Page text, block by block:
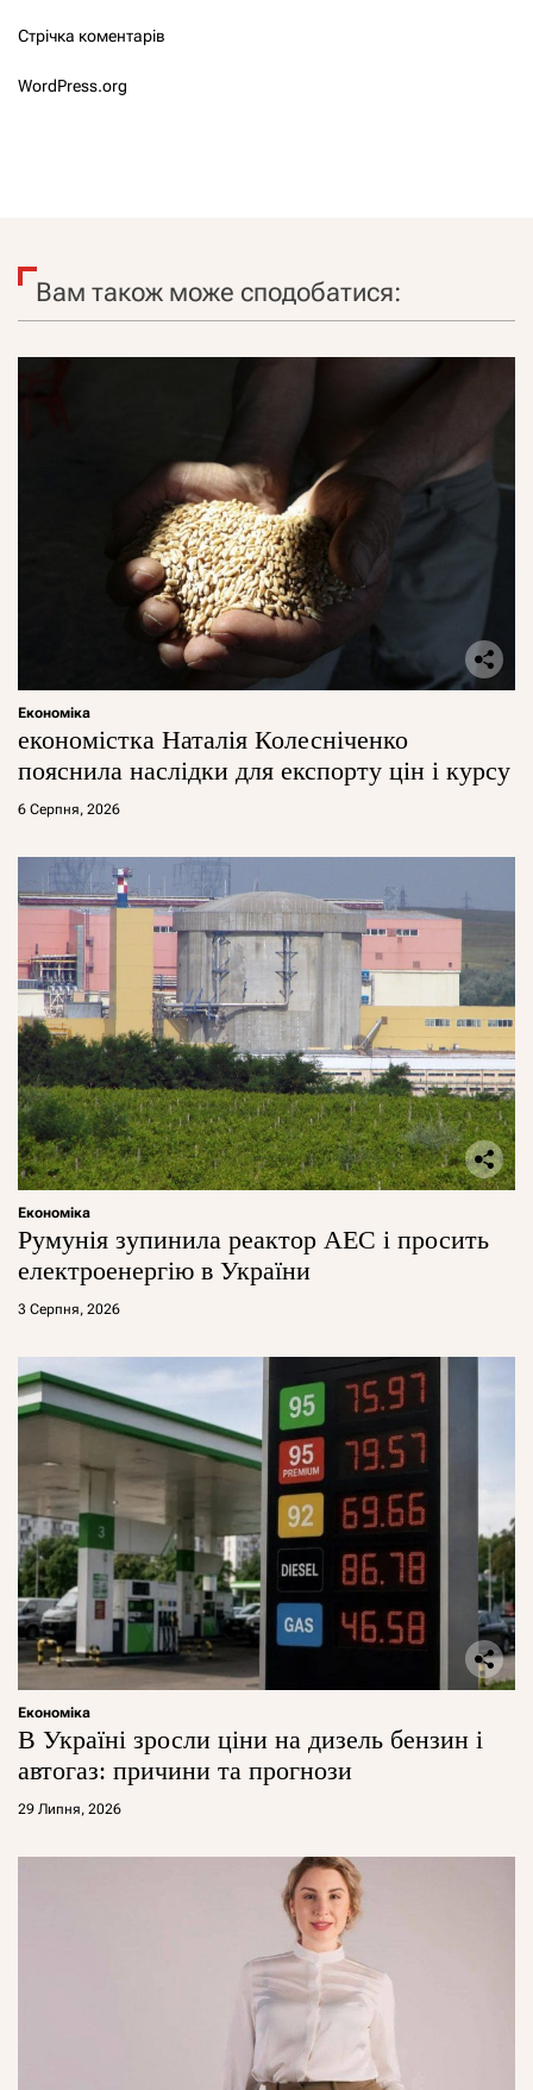
Стрічка коментарів
WordPress.org
Вам також може сподобатися:
Економіка
економістка Наталія Колесніченко
пояснила наслідки для експорту цін і курсу
6 Серпня, 2026
Економіка
Румунія зупинила реактор АЕС і просить
електроенергію в України
3 Серпня, 2026
Економіка
В Україні зросли ціни на дизель бензин і
автогаз: причини та прогнози
29 Липня, 2026